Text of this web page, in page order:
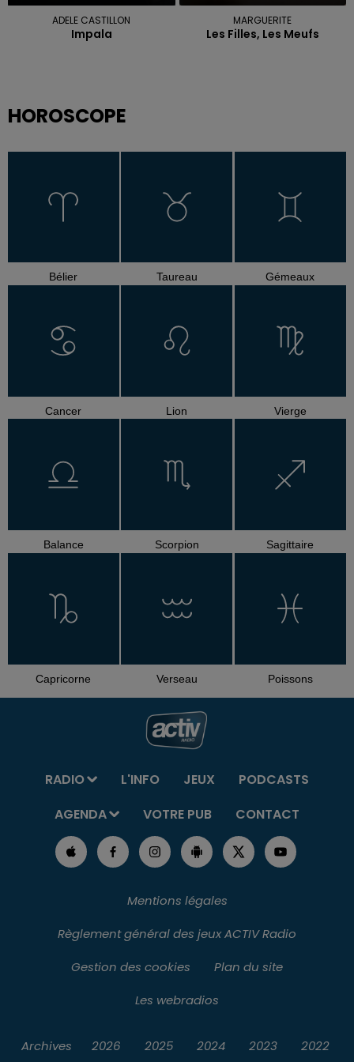
ADELE CASTILLON
Impala
MARGUERITE
Les Filles, Les Meufs
HOROSCOPE
Bélier Taureau Gémeaux
Cancer Lion Vierge
Balance Scorpion Sagittaire
Capricorne Verseau Poissons
RADIO L'INFO JEUX
PODCASTS
AGENDA
VOTRE PUB CONTACT
Mentions légales
Règlement général des jeux ACTIV Radio
Gestion des cookies
Plan du site
Les webradios
Archives 2026 2025 2024 2023 2022